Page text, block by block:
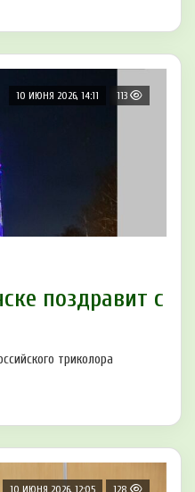
10 ИЮНЯ 2026, 14:11 113
пoздравит с
триколора
10 ИЮНЯ 2026, 12:05 128